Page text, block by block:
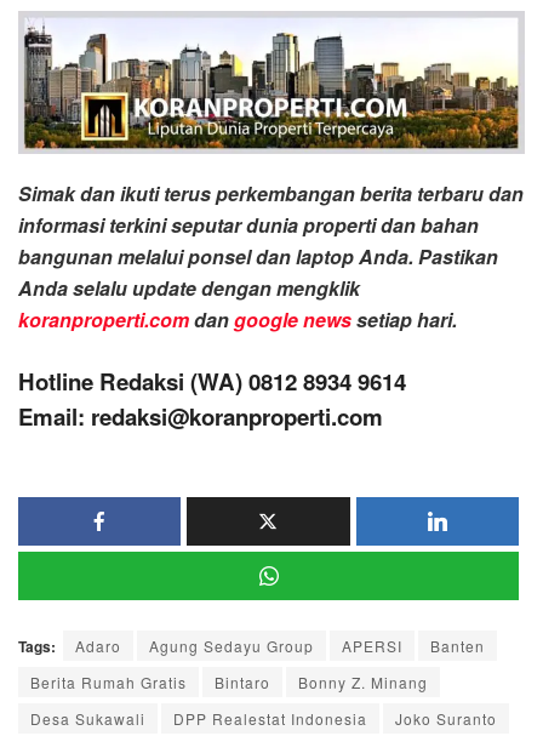
Simak dan ikuti terus perkembangan berita terbaru dan
informasi terkini seputar dunia properti dan bahan
bangunan melalui ponsel dan laptop Anda. Pastikan
Anda selalu update dengan mengklik
koranproperti.comdangoogle newssetiap hari.
Hotline Redaksi (WA) 0812 8934 9614
Email: redaksi@koranproperti.com
Tags: Adaro Agung Sedayu Group APERSI
Banten
Berita Rumah Gratis
Bintaro
Bonny Z. Minang
Desa Sukawali
DPP Realestat Indonesia
Joko Suranto